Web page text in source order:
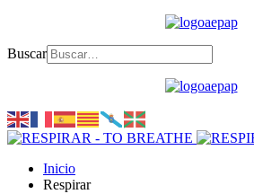
Buscar
Inicio
Respirar